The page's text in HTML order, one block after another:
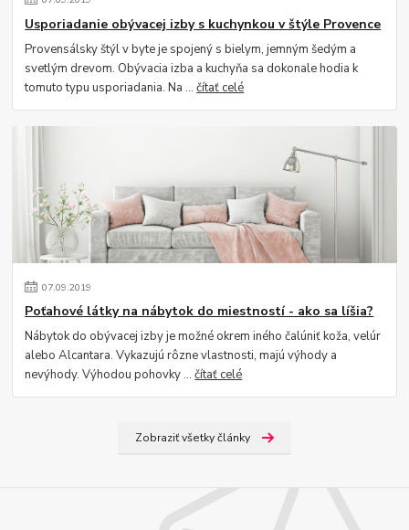
Usporiadanie obývacej izby s kuchynkou v štýle Provence
Provensálsky štýl v byte je spojený s bielym, jemným šedým a
svetlým drevom. Obývacia izba a kuchyňa sa dokonale hodia k
tomuto typu usporiadania. Na ...čítať celé
07.09.2019
Poťahové látky na nábytok do miestností - ako sa líšia?
Nábytok do obývacej izby je možné okrem iného čalúniť koža, velúr
alebo Alcantara. Vykazujú rôzne vlastnosti, majú výhody a
nevýhody. Výhodou pohovky ...čítať celé
Zobraziť všetky články